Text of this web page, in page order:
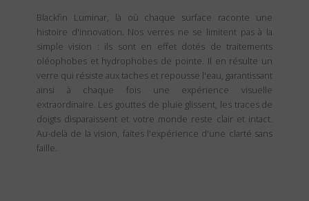
Blackfin Luminar, là où chaque surface raconte une
histoire d'innovation. Nos verres ne se limitent pas à la
simple vision : ils sont en effet dotés de traitements
oléophobes et hydrophobes de pointe. Il en résulte un
verre qui résiste aux taches et repousse l'eau, garantissant
ainsi à chaque fois une expérience visuelle
extraordinaire. Les gouttes de pluie glissent, les traces de
doigts disparaissent et votre monde reste clair et intact.
Au-delà de la vision, faites l'expérience d'une clarté sans
faille.